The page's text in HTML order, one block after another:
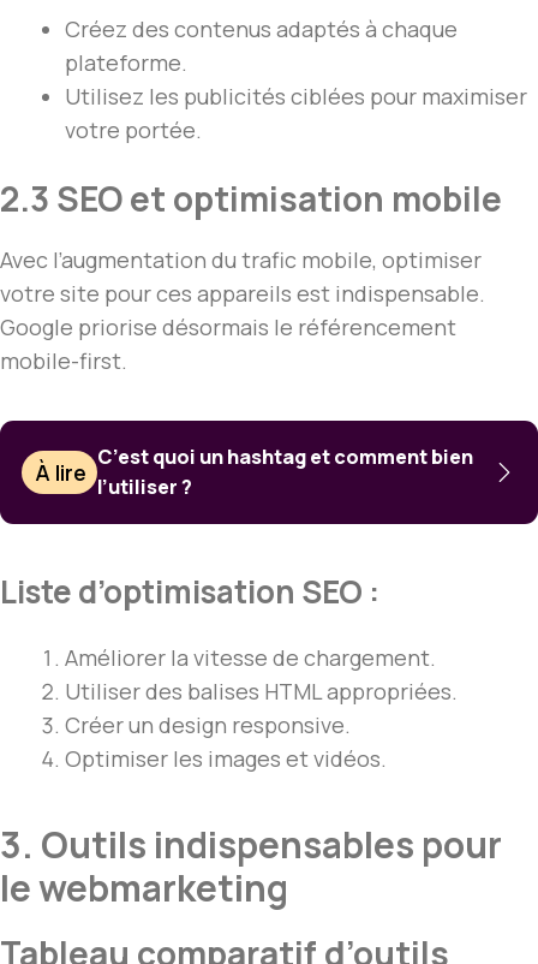
Créez des contenus adaptés à chaque
plateforme.
Utilisez les publicités ciblées pour maximiser
votre portée.
2.3 SEO et optimisation mobile
Avec l’augmentation du trafic mobile, optimiser
votre site pour ces appareils est indispensable.
Google priorise désormais le référencement
mobile-first.
À lire
C’est quoi un hashtag et comment bien
l’utiliser ?
Liste d’optimisation SEO :
Améliorer la vitesse de chargement.
Utiliser des balises HTML appropriées.
Créer un design responsive.
Optimiser les images et vidéos.
3. Outils indispensables pour
le webmarketing
Tableau comparatif d’outils